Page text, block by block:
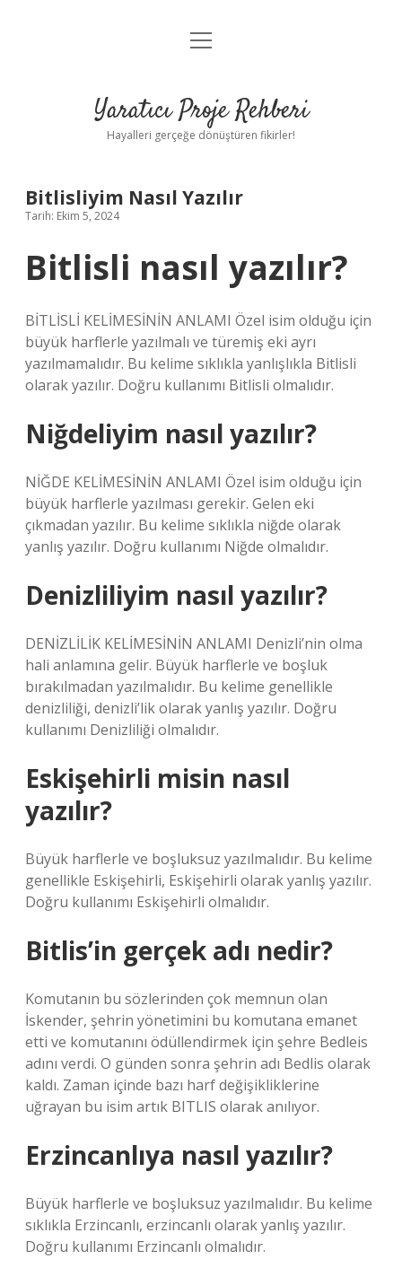
Anasayfa
Yasal Uyarı
menüyü
Yaratıcı Proje Rehberi
Hayalleri gerçeğe dönüştüren fikirler!
Bitlisliyim Nasıl Yazılır
Tarih: Ekim 5, 2024
Bitlisli nasıl yazılır?
BİTLİSLİ KELİMESİNİN ANLAMI Özel isim olduğu için
büyük harflerle yazılmalı ve türemiş eki ayrı
yazılmamalıdır. Bu kelime sıklıkla yanlışlıkla Bitlisli
olarak yazılır. Doğru kullanımı Bitlisli olmalıdır.
Niğdeliyim nasıl yazılır?
NİĞDE KELİMESİNİN ANLAMI Özel isim olduğu için
büyük harflerle yazılması gerekir. Gelen eki
çıkmadan yazılır. Bu kelime sıklıkla niğde olarak
yanlış yazılır. Doğru kullanımı Niğde olmalıdır.
Denizliliyim nasıl yazılır?
DENİZLİLİK KELİMESİNİN ANLAMI Denizli’nin olma
hali anlamına gelir. Büyük harflerle ve boşluk
bırakılmadan yazılmalıdır. Bu kelime genellikle
denizliliği, denizli’lik olarak yanlış yazılır. Doğru
kullanımı Denizliliği olmalıdır.
Eskişehirli misin nasıl
yazılır?
Büyük harflerle ve boşluksuz yazılmalıdır. Bu kelime
genellikle Eskişehirli, Eskişehirli olarak yanlış yazılır.
Doğru kullanımı Eskişehirli olmalıdır.
Bitlis’in gerçek adı nedir?
Komutanın bu sözlerinden çok memnun olan
İskender, şehrin yönetimini bu komutana emanet
etti ve komutanını ödüllendirmek için şehre Bedleis
adını verdi. O günden sonra şehrin adı Bedlis olarak
kaldı. Zaman içinde bazı harf değişikliklerine
uğrayan bu isim artık BITLIS olarak anılıyor.
Erzincanlıya nasıl yazılır?
Büyük harflerle ve boşluksuz yazılmalıdır. Bu kelime
sıklıkla Erzincanlı, erzincanlı olarak yanlış yazılır.
Doğru kullanımı Erzincanlı olmalıdır.